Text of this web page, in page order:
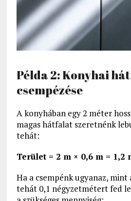
Példa 2: Konyhai
csempézése
A konyhában egy 2 méter
magas hátfalat szeretnénk
tehát:
Terület = 2 m × 0,6 m = 1,2
Ha a csempénk ugyanaz, mint
tehát 0,1 négyzetmétert fed